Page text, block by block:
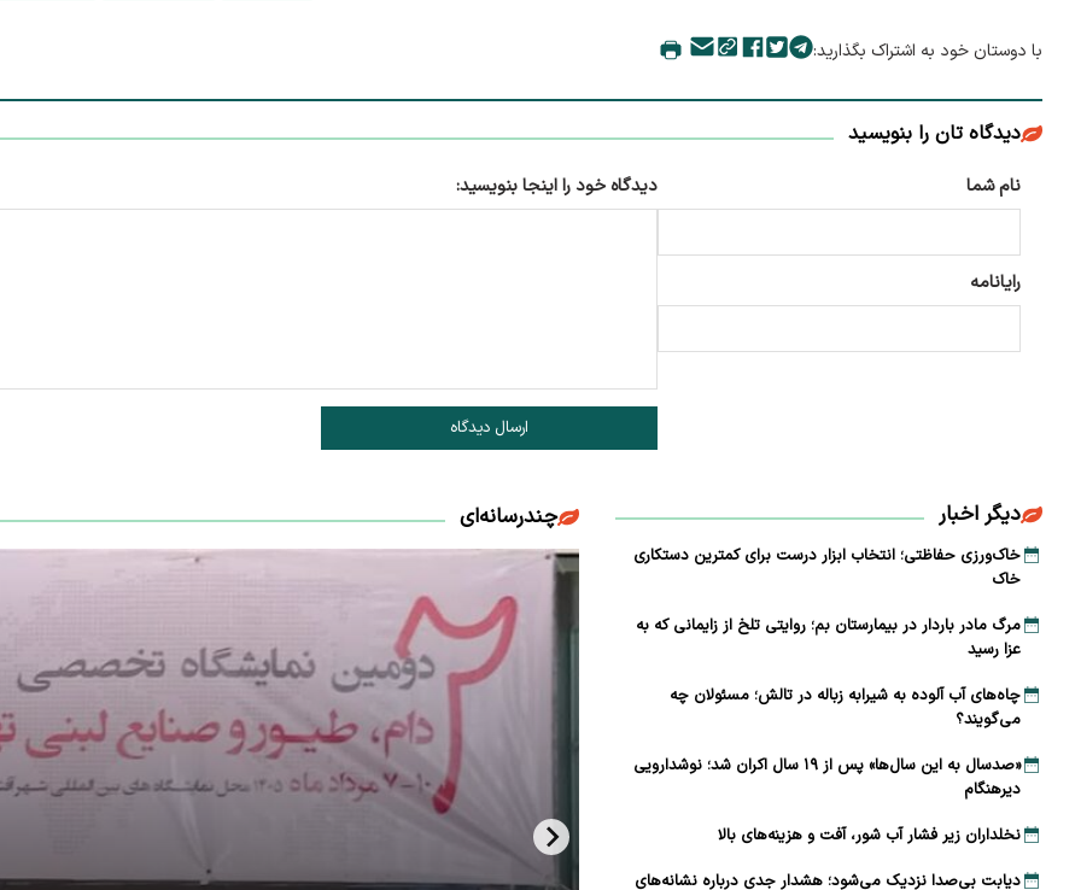
با دوستان خود به اشتراک بگذارید:
دیدگاه تان را بنویسید
نام شما
رایانامه
دیدگاه خود را اینجا بنویسید:
ارسال دیدگاه
دیگر اخبار
خاک‌ورزی حفاظتی؛ انتخاب ابزار درست برای کمترین دستکاری
خاک
مرگ مادر باردار در بیمارستان بم؛ روایتی تلخ از زایمانی که به
عزا رسید
چاه‌های آب آلوده به شیرابه زباله در تالش؛ مسئولان چه
می‌گویند؟
«صدسال به این سال‌ها» پس از ۱۹ سال اکران شد؛ نوشدارویی
دیرهنگام
نخلداران زیر فشار آب شور، آفت و هزینه‌های بالا
دیابت بی‌صدا نزدیک می‌شود؛ هشدار جدی درباره نشانه‌های
چندرسانه‌ای